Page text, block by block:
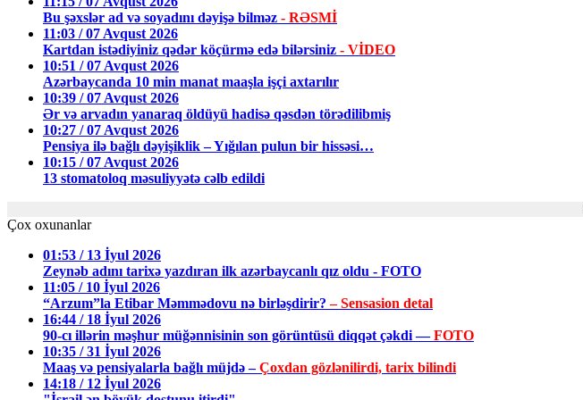
Bu şəxslər ad və soyadını dəyişə bilməz - RƏSMİ
11:03 / 07 Avqust 2026
Kartdan istədiyiniz qədər köçürmə edə bilərsiniz - VİDEO
10:51 / 07 Avqust 2026
Azərbaycanda 10 min manat maaşla işçi axtarılır
10:39 / 07 Avqust 2026
Ər və arvadın yanaraq öldüyü hadisə qəsdən törədilibmiş
10:27 / 07 Avqust 2026
Pensiya ilə bağlı dəyişiklik – Yığılan pulun bir hissəsi…
10:15 / 07 Avqust 2026
13 stomatoloq məsuliyyətə cəlb edildi
Çox oxunanlar
01:53 / 13 İyul 2026
Zeynəb adını tarixə yazdıran ilk azərbaycanlı qız oldu - FOTO
11:05 / 10 İyul 2026
“Arzum”la Etibar Məmmədovu nə birləşdirir?– Sensasion detal
16:44 / 18 İyul 2026
90-cı illərin məşhur müğənnisinin son görüntüsü diqqət çəkdi —FOTO
10:35 / 31 İyul 2026
Maaş və pensiyalarla bağlı müjdə –Çoxdan gözlənilirdi, tarix bilindi
14:18 / 12 İyul 2026